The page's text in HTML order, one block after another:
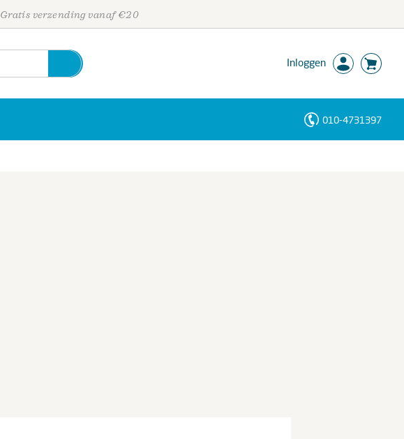
Gratis verzending vanaf €20
Inloggen
010-4731397
Personen